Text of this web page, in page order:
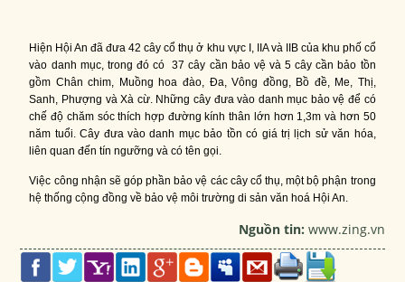
Hiện Hội An đã đưa 42 cây cổ thụ ở khu vực I, IIA và IIB của khu phố cổ
vào danh mục, trong đó có 37 cây cần bảo vệ và 5 cây cần bảo tồn
gồm Chân chim, Muồng hoa đào, Đa, Vông đồng, Bồ đề, Me, Thị,
Sanh, Phượng và Xà cừ. Những cây đưa vào danh mục bảo vệ để có
chế độ chăm sóc thích hợp đường kính thân lớn hơn 1,3m và hơn 50
năm tuổi. Cây đưa vào danh mục bảo tồn có giá trị lịch sử văn hóa,
liên quan đến tín ngưỡng và có tên gọi.
Việc công nhận sẽ góp phần bảo vệ các cây cổ thụ, một bộ phận trong
hệ thống cộng đồng về bảo vệ môi trường di sản văn hoá Hội An.
Nguồn tin: www.zing.vn